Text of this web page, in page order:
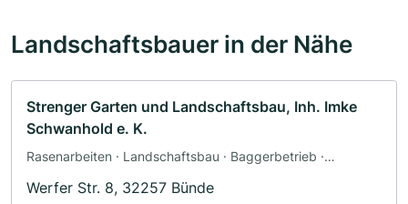
Landschaftsbauer in der Nähe
Strenger Garten und Landschaftsbau, Inh. Imke
Schwanhold e. K.
Rasenarbeiten · Landschaftsbau · Baggerbetrieb ·
· Zaunbau
Werfer Str. 8, 32257 Bünde